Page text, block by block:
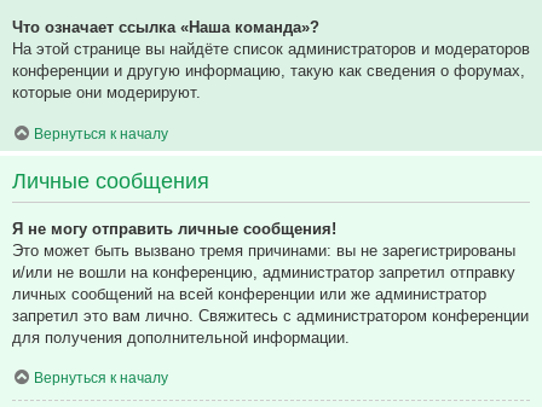
Что означает ссылка «Наша команда»?
На этой странице вы найдёте список администраторов и модераторов
конференции и другую информацию, такую как сведения о форумах,
которые они модерируют.
Вернуться к началу
Личные сообщения
Я не могу отправить личные сообщения!
Это может быть вызвано тремя причинами: вы не зарегистрированы
и/или не вошли на конференцию, администратор запретил отправку
личных сообщений на всей конференции или же администратор
запретил это вам лично. Свяжитесь с администратором конференции
для получения дополнительной информации.
Вернуться к началу